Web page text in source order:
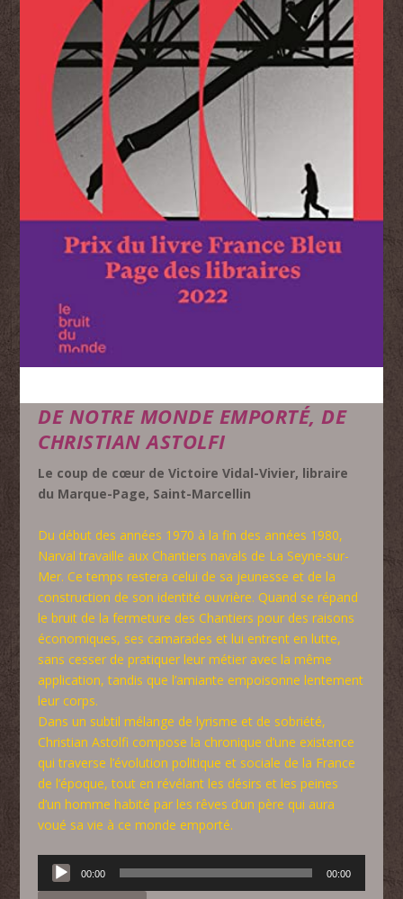
DE NOTRE MONDE EMPORTÉ, DE
CHRISTIAN ASTOLFI
Le coup de cœur de Victoire Vidal-Vivier, libraire
du Marque-Page, Saint-Marcellin
Du début des années 1970 à la fin des années 1980,
Narval travaille aux Chantiers navals de La Seyne-sur-
Mer. Ce temps restera celui de sa jeunesse et de la
construction de son identité ouvrière. Quand se répand
le bruit de la fermeture des Chantiers pour des raisons
économiques, ses camarades et lui entrent en lutte,
sans cesser de pratiquer leur métier avec la même
application, tandis que l’amiante empoisonne lentement
leur corps.
Dans un subtil mélange de lyrisme et de sobriété,
Christian Astolfi compose la chronique d’une existence
qui traverse l’évolution politique et sociale de la France
de l’époque, tout en révélant les désirs et les peines
d’un homme habité par les rêves d’un père qui aura
voué sa vie à ce monde emporté.
Lecteur
audio
00:00 00:00